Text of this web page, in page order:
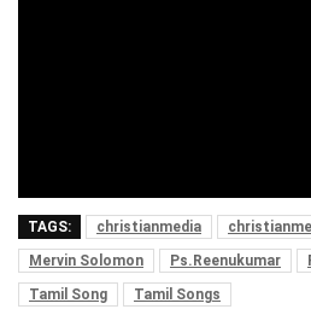
TAGS: christianmedia
Mervin Solomon
Ps.Reenukumar
Tamil Song
Tamil Songs